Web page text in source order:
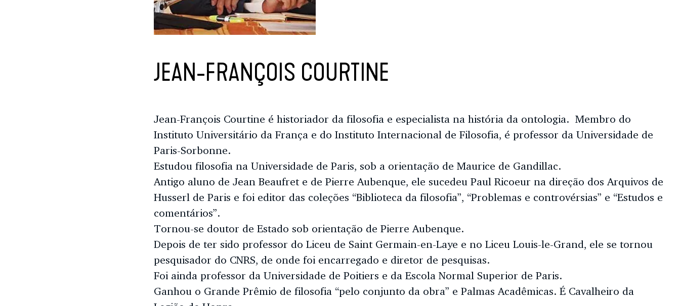
JEAN-FRANÇOIS COURTINE
Jean-François Courtine é historiador da filosofia e especialista na história da ontologia. Membro do
Instituto Universitário da França e do Instituto Internacional de Filosofia, é professor da Universidade de
Paris-Sorbonne.
Estudou filosofia na Universidade de Paris, sob a orientação de Maurice de Gandillac.
Antigo aluno de Jean Beaufret e de Pierre Aubenque, ele sucedeu Paul Ricoeur na direção dos Arquivos de
Husserl de Paris e foi editor das coleções “Biblioteca da filosofia”, “Problemas e controvérsias” e “Estudos e
comentários”.
Tornou-se doutor de Estado sob orientação de Pierre Aubenque.
Depois de ter sido professor do Liceu de Saint Germain-en-Laye e no Liceu Louis-le-Grand, ele se tornou
pesquisador do CNRS, de onde foi encarregado e diretor de pesquisas.
Foi ainda professor da Universidade de Poitiers e da Escola Normal Superior de Paris.
Ganhou o Grande Prêmio de filosofia “pelo conjunto da obra” e Palmas Acadêmicas. É Cavalheiro da